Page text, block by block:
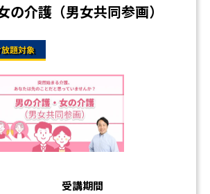
の介護（男女共同参画）
受講期間